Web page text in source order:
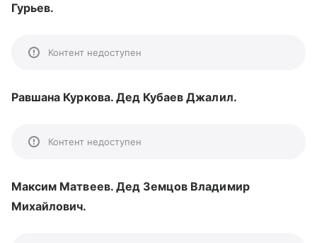
Гурьев.
Контент недоступен
Равшана Куркова. Дед Кубаев Джалил.
Контент недоступен
Максим Матвеев. Дед Земцов Владимир
Михайлович.